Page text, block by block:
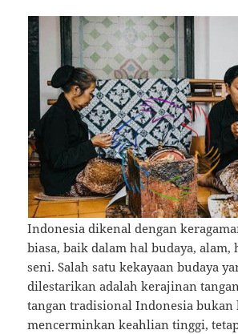
Indonesia dikenal dengan
biasa, baik dalam hal budaya, alam,
seni. Salah satu kekayaan budaya
dilestarikan adalah kerajinan
tangan tradisional Indonesia bukan
mencerminkan keahlian tinggi,